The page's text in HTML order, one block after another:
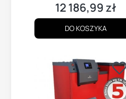
Cena
12 186,99 zł
DO KOSZYKA